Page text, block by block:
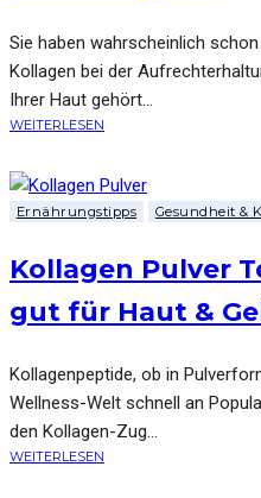
Sie haben wahrscheinlich
Kollagen bei der
Ihrer Haut gehört...
WEITERLESEN
Ernährungstipps Gesundheit &
Kollagen Pulver
gut für Haut &
Kollagenpeptide, ob in
Wellness-Welt schnell an
den Kollagen-Zug...
WEITERLESEN